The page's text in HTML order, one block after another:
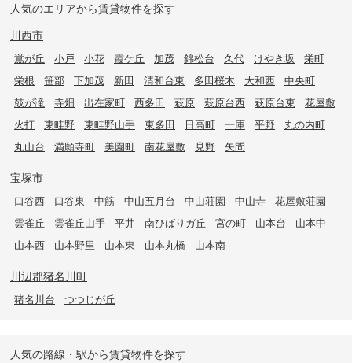
人気のエリアから賃貸物件を探す
川西市
鴬が丘 小戸 小花 霞ケ丘 加茂 錦松台 久代 けやき坂
栄町
栄根
笹部 下加茂 新田 清和台東 多田桜木 大和西
中央町
鼓が滝
寺畑 出在家町 西多田 萩原 萩原台西 萩原台東
花屋敷
火打
東畦野 東畦野山手 東多田 日高町 一庫 平野
丸の内町
丸山台
満願寺町 美園町 南花屋敷 見野 矢問
宝塚市
口谷西 口谷東 中筋 中山五月台 中山荘園 中山寺
花屋敷荘園
雲雀丘
雲雀丘山手 平井 南ひばりガ丘 宮の町 山本台
山本中
山本西
山本野里 山本東 山本丸橋 山本南
川辺郡猪名川町
猪名川台 つつじが丘
人気の路線・駅から賃貸物件を探す